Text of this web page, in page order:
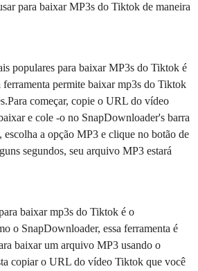
para baixar MP3s do Tiktok de maneira
populares para baixar MP3s do Tiktok é
permite baixar mp3s do Tiktok
começar, copie o URL do vídeo
e cole -o no SnapDownloader's barra
escolha a opção MP3 e clique no botão de
segundos, seu arquivo MP3 estará
baixar mp3s do Tiktok é o
o SnapDownloader, essa ferramenta é
baixar um arquivo MP3 usando o
copiar o URL do vídeo Tiktok que você